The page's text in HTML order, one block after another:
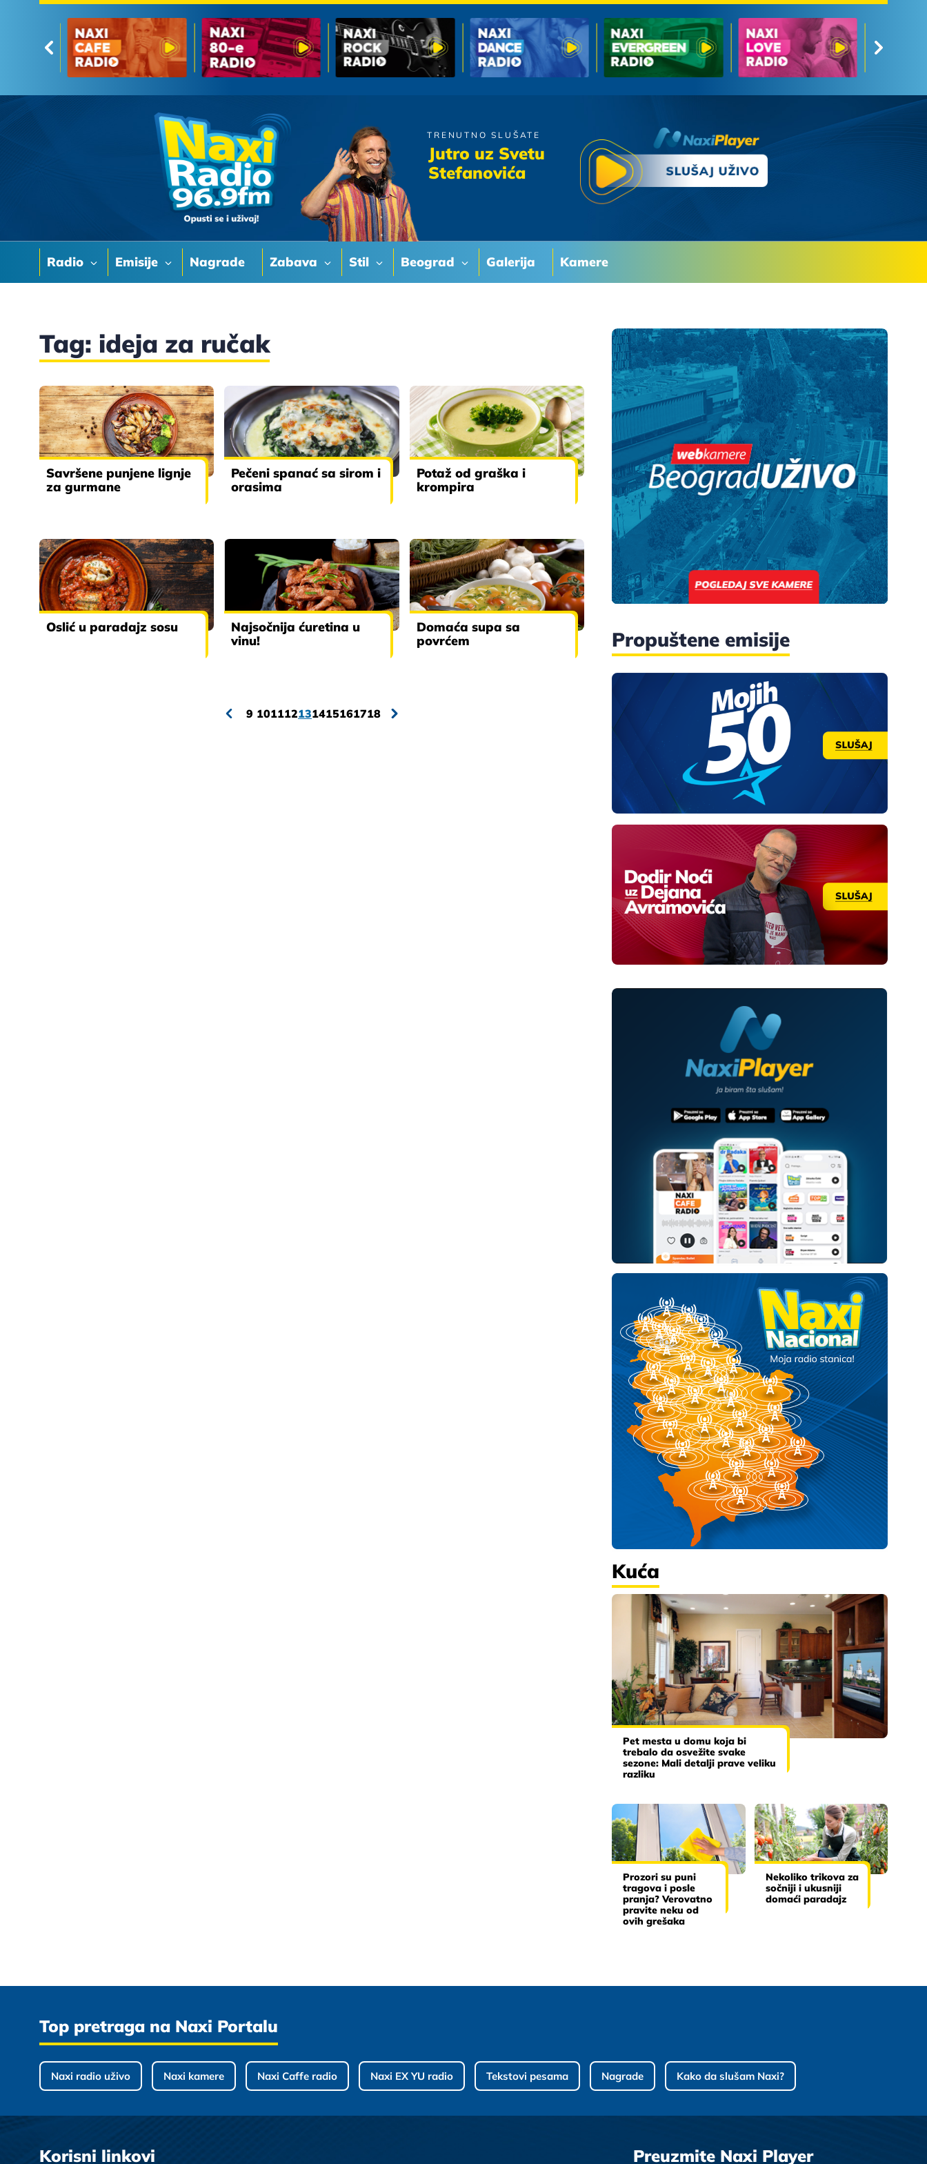
Radio Emisije Nagrade Zabava Stil Beograd Galerija Kamere
TRENUTNO SLUŠATE
Jutro uz Svetu
Stefanovića
Massimo
Tag: ideja za ručak
Savršene punjene lignje
za gurmane
Pečeni spanać sa sirom i
orasima
Potaž od graška i
krompira
Oslić u paradajz sosu
Najsočnija ćuretina u
vinu!
Domaća supa sa
povrćem
9 101112131415161718
Propuštene emisije
Kuća
Pet mesta u domu koja bi
trebalo da osvežite svake
sezone: Mali detalji prave veliku
razliku
Prozori su puni
tragova i posle
pranja? Verovatno
pravite neku od
ovih grešaka
Nekoliko trikova za
sočniji i ukusniji
domaći paradajz
Top pretraga na Naxi Portalu
Naxi radio uživo Naxi kamere Naxi Caffe radio Naxi EX YU radio Tekstovi pesama Nagrade Kako da slušam Naxi?
Korisni linkovi Preuzmite Naxi Player